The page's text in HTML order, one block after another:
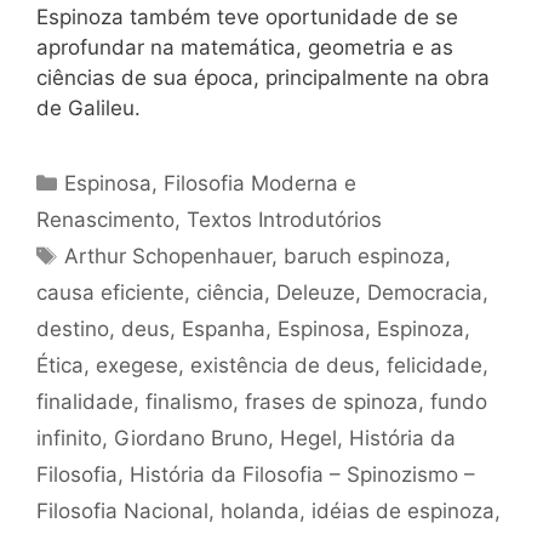
Espinoza também teve oportunidade de se
aprofundar na matemática, geometria e as
ciências de sua época, principalmente na obra
de Galileu.
Categorias
Espinosa, Filosofia Moderna e
Renascimento, Textos Introdutórios
Tags
Arthur Schopenhauer, baruch espinoza,
causa eficiente, ciência, Deleuze, Democracia,
destino, deus, Espanha, Espinosa, Espinoza,
Ética, exegese, existência de deus, felicidade,
finalidade, finalismo, frases de spinoza, fundo
infinito, Giordano Bruno, Hegel, História da
Filosofia, História da Filosofia – Spinozismo –
Filosofia Nacional, holanda, idéias de espinoza,